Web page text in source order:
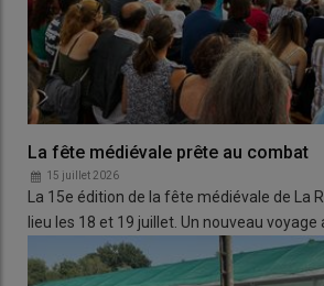
La fête médiévale prête au combat
15 juillet 2026
La 15e édition de la fête médiévale de La
lieu les 18 et 19 juillet. Un nouveau voyage